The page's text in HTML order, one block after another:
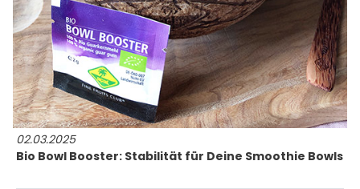
02.03.2025
Bio Bowl Booster: Stabilität für Deine Smoothie Bowls